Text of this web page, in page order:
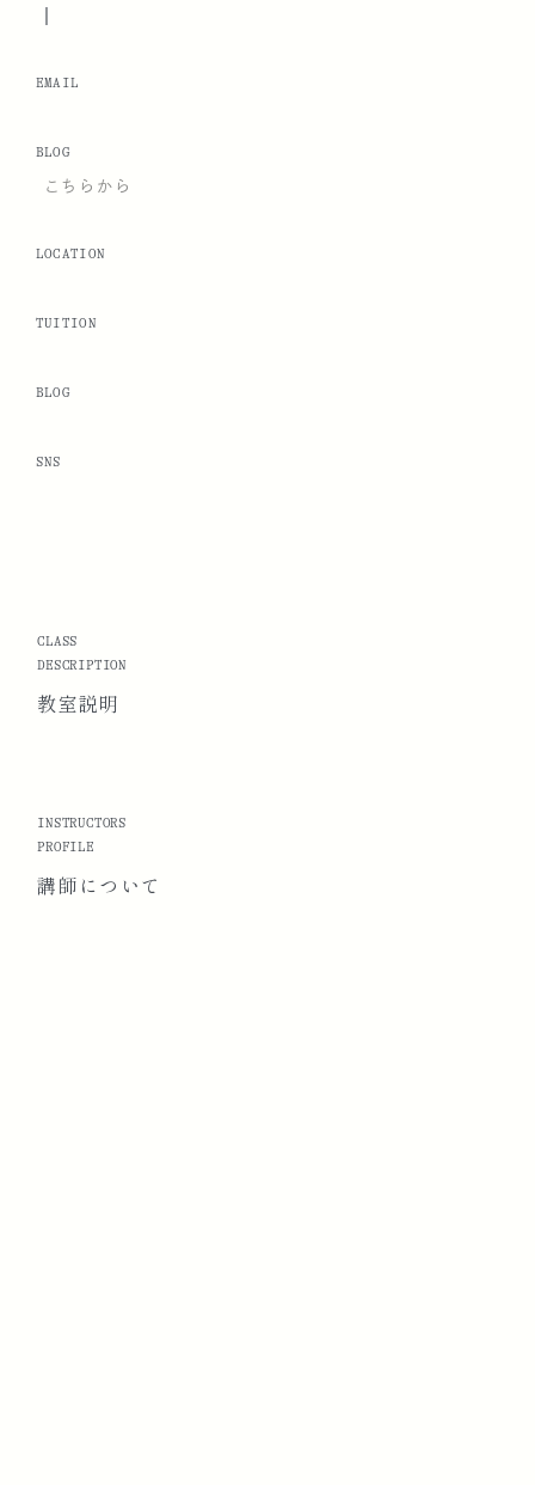
|
EMAIL
BLOG
こちらから
LOCATION
TUITION
BLOG
SNS
CLASS
DESCRIPTION
教室説明
INSTRUCTORS
PROFILE
講師に ついて